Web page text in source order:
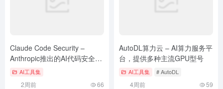
Claude Code Security –
Anthropic推出的AI代码安全扫
描工具
AI工具集
2周前 66
AutoDL算力云 – AI算力服务平
台，提供多种主流GPU型号
AI工具集 # AutoDL
4周前 59